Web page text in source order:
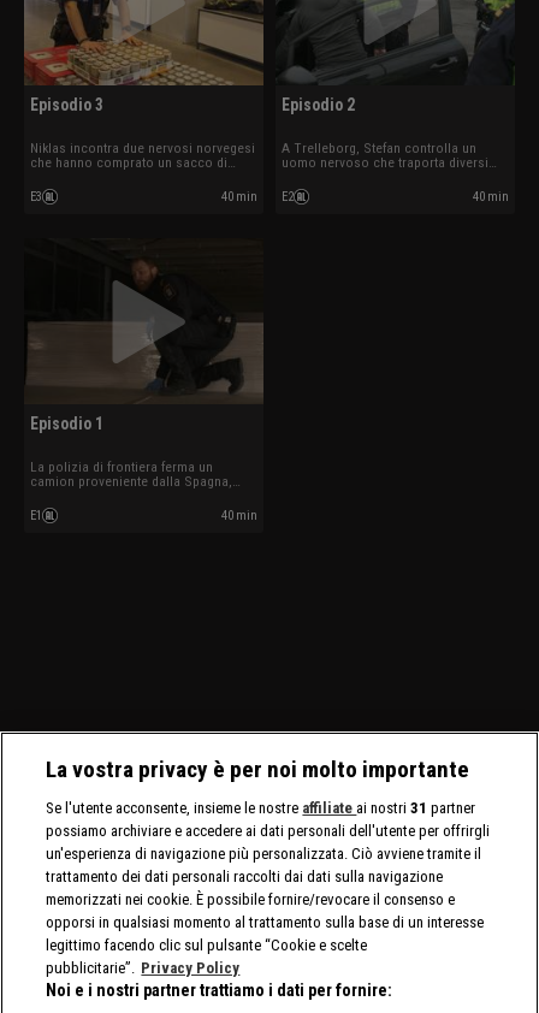
Episodio 3
Niklas incontra due nervosi norvegesi
che hanno comprato un sacco di
ricordano chi si sposa né quando.
E3 40 min
Episodio 2
A Trelleborg, Stefan controlla un
uomo nervoso che traporta diversi
norvegese non vuole perdere il suo
hashish.
E2 40 min
Episodio 1
La polizia di frontiera ferma un
camion proveniente dalla Spagna,
per il traffico di stupefacenti.
E1 40 min
La vostra privacy è per noi molto importante
Se l'utente acconsente, insieme le nostre affiliate ai nostri31 partner
possiamo archiviare e accedere ai dati personali dell'utente per offrirgli
un'esperienza di navigazione più personalizzata. Ciò avviene tramite il
trattamento dei dati personali raccolti dai dati sulla navigazione
memorizzati nei cookie. È possibile fornire/revocare il consenso e
opporsi in qualsiasi momento al trattamento sulla base di un interesse
legittimo facendo clic sul pulsante “Cookie e scelte
pubblicitarie”. Privacy Policy
Noi e i nostri partner trattiamo i dati per fornire: